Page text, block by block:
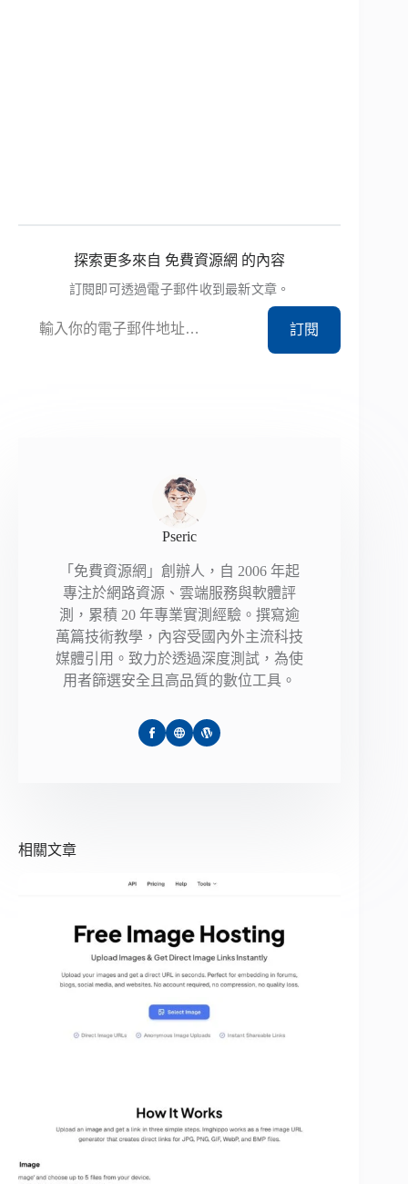
探索更多來自 免費資源網 的內容
訂閱即可透過電子郵件收到最新文章。
訂閱
Pseric
「免費資源網」創辦人，自 2006 年起
專注於網路資源、雲端服務與軟體評
測，累積 20 年專業實測經驗。撰寫逾
萬篇技術教學，內容受國內外主流科技
媒體引用。致力於透過深度測試，為使
用者篩選安全且高品質的數位工具。
相關文章